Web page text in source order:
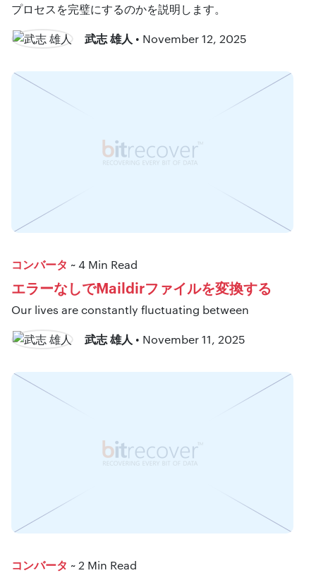
プロセスを完璧にするのかを説明します。
武志 雄人 • November 12, 2025
コンバータ ~ 4 Min Read
エラーなしでMaildirファイルを変換する
Our lives are constantly fluctuating between
武志 雄人 • November 11, 2025
コンバータ ~ 2 Min Read